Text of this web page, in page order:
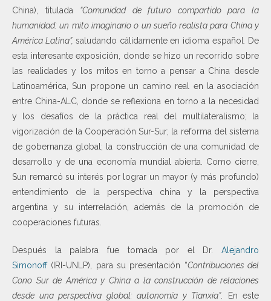
China), titulada “Comunidad de futuro compartido para la
humanidad: un mito imaginario o un sueño realista para China y
América Latina”, saludando cálidamente en idioma español
De
esta interesante exposición, donde se hizo un recorrido sobre
las realidades y los mitos en torno a pensar a China desde
Latinoamérica, Sun propone un camino real en la asociación
entre China-ALC, donde se reflexiona en torno a la necesidad
y los desafíos de la práctica real del multilateralismo; la
vigorización de la Cooperación Sur-Sur; la reforma del sistema
de gobernanza global; la construcción de una comunidad de
desarrollo y de una economía mundial abierta. Como cierre,
Sun remarcó su interés por lograr un mayor (y más profundo)
entendimiento de la perspectiva china y la perspectiva
argentina y su interrelación, además de la promoción de
cooperaciones futuras.
Después la palabra fue tomada por el Dr. Alejandro
Simonoff(IRI-UNLP), para su presentación “Contribuciones del
Cono Sur de América y China a la construcción de relaciones
desde una perspectiva global: autonomía y Tianxia”. En este